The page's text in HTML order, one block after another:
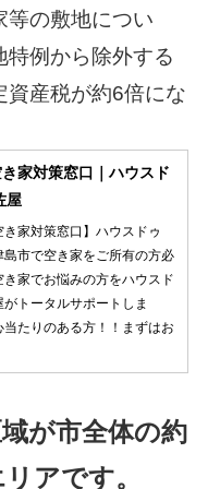
等の敷地につい
特例から除外する
資産税が約6倍にな
家対策窓口｜ハウスド
屋
き家対策窓口】ハウスドゥ
島市で空き家をご所有の方必
き家でお悩みの方をハウスド
がトータルサポートしま
たりのある方！！まずはお
が市全体の約
アです。